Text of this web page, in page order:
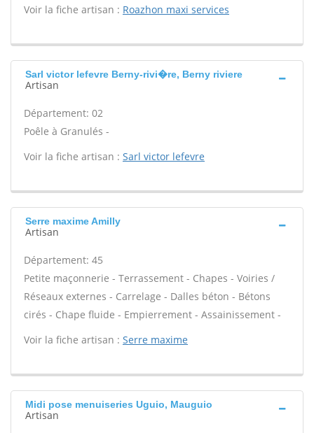
Voir la fiche artisan : Roazhon maxi services
Sarl victor lefevre Berny-rivi�re, Berny riviere
Artisan
Département: 02
Poêle à Granulés -
Voir la fiche artisan : Sarl victor lefevre
Serre maxime Amilly
Artisan
Département: 45
Petite maçonnerie - Terrassement - Chapes - Voiries /
Réseaux externes - Carrelage - Dalles béton - Bétons
cirés - Chape fluide - Empierrement - Assainissement -
Voir la fiche artisan : Serre maxime
Midi pose menuiseries Uguio, Mauguio
Artisan